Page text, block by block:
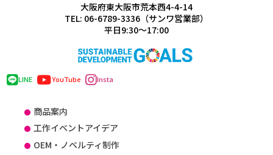
大阪府東大阪市荒本西4-4-14
TEL: 06-6789-3336（サンワ営業部）
平日9:30～17:00
LINE YouTube Insta
商品案内
工作イベントアイデア
OEM・ノベルティ制作